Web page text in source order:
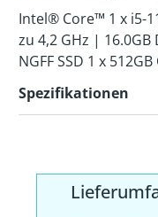
Intel® Core™ 1 x i5-
zu 4,2 GHz | 16.0GB
NGFF SSD 1 x
Spezifikationen